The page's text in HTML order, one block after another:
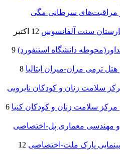
مراقبت‌های سرطانی مگی
سنت آلفانسوس
12 اکتبر
دانشگاه استنفورد) 9
ترمی مران-میران ایتالیا 8
سلامت زنان و کودکان نایروبی
مرکز سلامت زنان و کودکان کنیا 6
مهندسی معماری پل-اختصاصی
پارک ملت-اختصاصی 12